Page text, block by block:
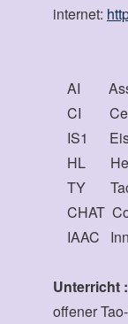
internet:
AI
CI
IS1
HL
TY
CHAT
IAAC
Unterricht :
offener